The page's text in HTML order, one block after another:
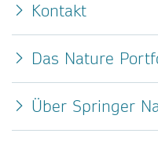
Kontakt
Das Nature
Über Springer